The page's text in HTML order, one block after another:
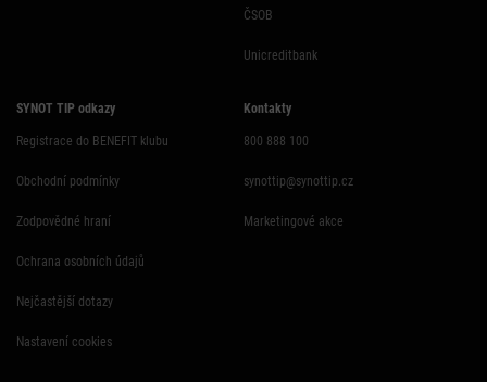
ČSOB
Unicreditbank
SYNOT TIP odkazy
Registrace do BENEFIT klubu
Obchodní podmínky
Zodpovědné hraní
Ochrana osobních údajů
Nejčastější dotazy
Nastavení cookies
Kontakty
800 888 100
synottip@synottip.cz
Marketingové akce